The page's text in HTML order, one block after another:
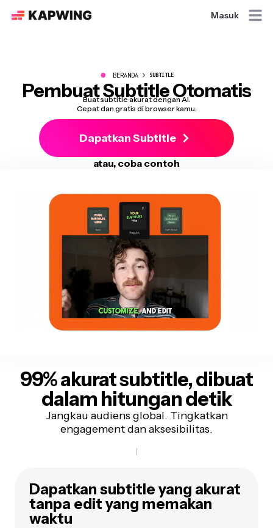
Masuk
● BERANDA SUBTITLE
Pembuat Subtitle Otomatis
Buat subtitle akurat dengan AI.
Cepat dan gratis di browser kamu.
Dapatkan Subtitle
atau, coba contoh
99% akuratsubtitle, dibuat
dalam hitungan detik
Jangkau audiens global. Tingkatkan
engagement dan aksesibilitas.
Dapatkan subtitle yang akurat
tanpa edit yang memakan
waktu